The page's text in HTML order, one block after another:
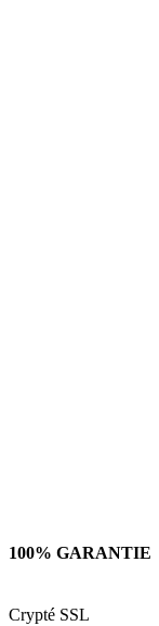
100% GARANTIE
Crypté SSL